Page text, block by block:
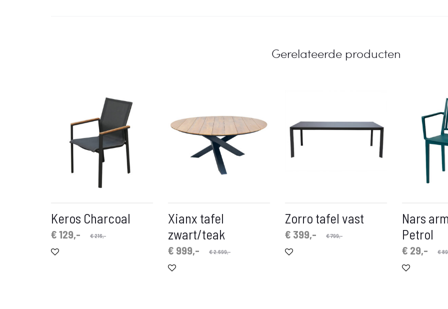
Gerelateerde producten
Keros Charcoal
€216,-
Oorspronkelijke
€129,-
Huidige
prijs
Xianx tafel
zwart/teak
€2.699,-
Oorspronkelijke
€ 999,-
Huidige
prijs
Zorro tafel vast
€799,-
Oorspronkelijke
€ 399,-
Huidige
prijs
Nars
Petrol
€
Oorspronkelijke
€ 29,-
Huidige
prijs